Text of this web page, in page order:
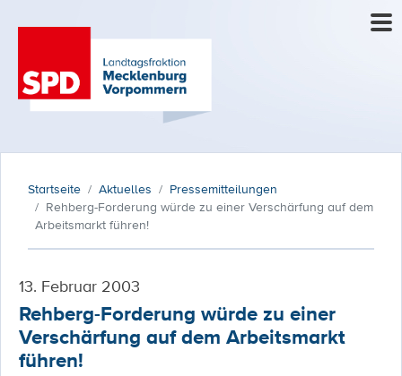
Startseite Aktuelles
Pressemitteilungen
Rehberg-Forderung würde zu einer Verschärfung auf dem
Arbeitsmarkt führen!
13. Februar 2003
Rehberg-Forderung würde zu einer
Verschärfung auf dem Arbeitsmarkt
führen!